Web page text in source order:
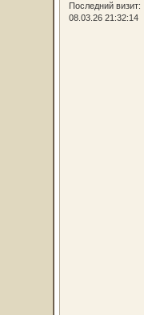
Последний визит:
08.03.26 21:32:14